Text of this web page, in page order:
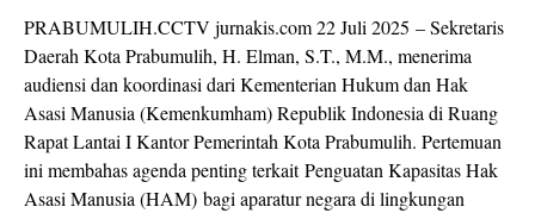
PRABUMULIH.CCTV jurnakis.com 22 Juli 2025 – Sekretaris
Daerah Kota Prabumulih, H. Elman, S.T., M.M., menerima
audiensi dan koordinasi dari Kementerian Hukum dan Hak
Asasi Manusia (Kemenkumham) Republik Indonesia di Ruang
Rapat Lantai I Kantor Pemerintah Kota Prabumulih. Pertemuan
ini membahas agenda penting terkait Penguatan Kapasitas Hak
Asasi Manusia (HAM) bagi aparatur negara di lingkungan